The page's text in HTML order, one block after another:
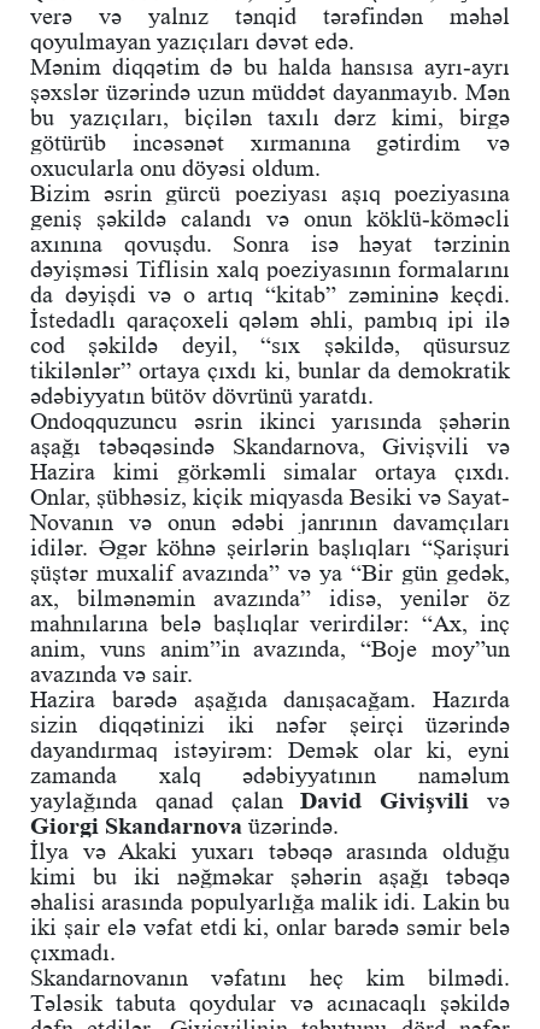
verə və yalnız tənqid tərəfindən məhəl
qoyulmayan yazıçıları dəvət edə.
Mənim diqqətim də bu halda hansısa ayrı-ayrı
şəxslər üzərində uzun müddət dayanmayıb. Mən
bu yazıçıları, biçilən taxılı dərz kimi, birgə
götürüb incəsənət xırmanına gətirdim və
oxucularla onu döyəsi oldum.
Bizim əsrin gürcü poeziyası aşıq poeziyasına
geniş şəkildə calandı və onun köklü-köməcli
axınına qovuşdu. Sonra isə həyat tərzinin
dəyişməsi Tiflisin xalq poeziyasının formalarını
da dəyişdi və o artıq “kitab” zəmininə keçdi.
İstedadlı qaraçoxeli qələm əhli, pambıq ipi ilə
cod şəkildə deyil, “sıx şəkildə, qüsursuz
tikilənlər” ortaya çıxdı ki, bunlar da demokratik
ədəbiyyatın bütöv dövrünü yaratdı.
Ondoqquzuncu əsrin ikinci yarısında şəhərin
aşağı təbəqəsində Skandarnova, Givişvili və
Hazira kimi görkəmli simalar ortaya çıxdı.
Onlar, şübhəsiz, kiçik miqyasda Besiki və Sayat-
Novanın və onun ədəbi janrının davamçıları
idilər. Əgər köhnə şeirlərin başlıqları “Şarişuri
şüştər muxalif avazında” və ya “Bir gün gedək,
ax, bilmənəmin avazında” idisə, yenilər öz
mahnılarına belə başlıqlar verirdilər: “Ax, inç
anim, vuns anim”in avazında, “Boje moy”un
avazında və sair.
Hazira barədə aşağıda danışacağam. Hazırda
sizin diqqətinizi iki nəfər şeirçi üzərində
dayandırmaq istəyirəm: Demək olar ki, eyni
zamanda xalq ədəbiyyatının naməlum
yaylağında qanad çalanDavid Givişvili və
Giorgi Skandarnova üzərində.
İlya və Akaki yuxarı təbəqə arasında olduğu
kimi bu iki nəğməkar şəhərin aşağı təbəqə
əhalisi arasında populyarlığa malik idi. Lakin bu
iki şair elə vəfat etdi ki, onlar barədə səmir belə
çıxmadı.
Skandarnovanın vəfatını heç kim bilmədi.
Tələsik tabuta qoydular və acınacaqlı şəkildə